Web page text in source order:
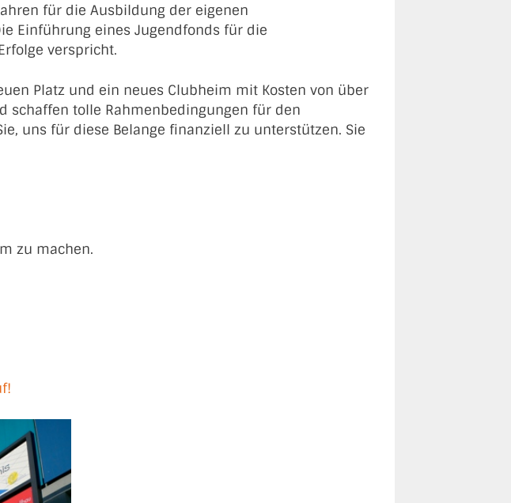
für die Ausbildung der eigenen
Einführung eines Jugendfonds für die
verspricht.
Platz und ein neues Clubheim mit Kosten von über
schaffen tolle Rahmenbedingungen für den
uns für diese Belange finanziell zu unterstützen. Sie
zu machen.